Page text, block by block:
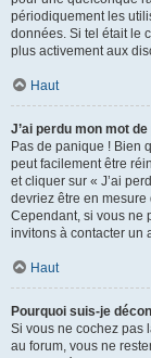
périodiquement les
données. Si tel était le
plus activement aux
Haut
J’ai perdu mon mot
Pas de panique ! Bien
peut facilement être
et cliquer sur « J’ai
devriez être en
Cependant, si vous ne
invitons à contacter un
Haut
Pourquoi suis-je
Si vous ne cochez pas
au forum, vous ne